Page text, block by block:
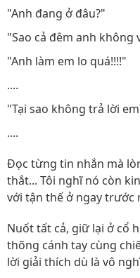
"Anh đang ở đâu?"
"Sao cả đêm anh không
"Anh làm em lo quá!!!!"
....
"Tại sao không trả lời
....
Đọc từng tin nhắn mà
thắt... Tôi nghĩ nó còn
với tận thế ở ngay trước
Nuốt tất cả, giữ lại ở cổ
thõng cánh tay cùng
lời giải thích dù là vô